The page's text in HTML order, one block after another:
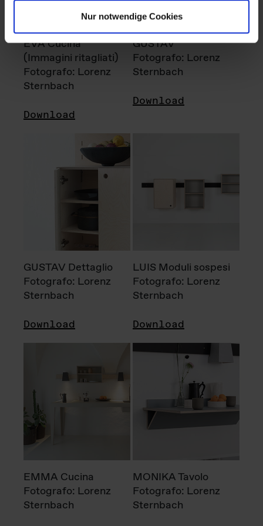
Nur notwendige Cookies
EVA Cucina
(Immagini ritagliati)
Fotografo: Lorenz
Sternbach
Download
GUSTAV
Fotografo: Lorenz
Sternbach
Download
GUSTAV Dettaglio
Fotografo: Lorenz
Sternbach
Download
LUIS Moduli sospesi
Fotografo: Lorenz
Sternbach
Download
EMMA Cucina
Fotografo: Lorenz
Sternbach
MONIKA Tavolo
Fotografo: Lorenz
Sternbach